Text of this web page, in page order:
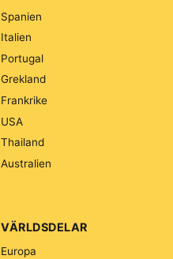
Spanien
Italien
Portugal
Grekland
Frankrike
USA
Thailand
Australien
VÄRLDSDELAR
Europa